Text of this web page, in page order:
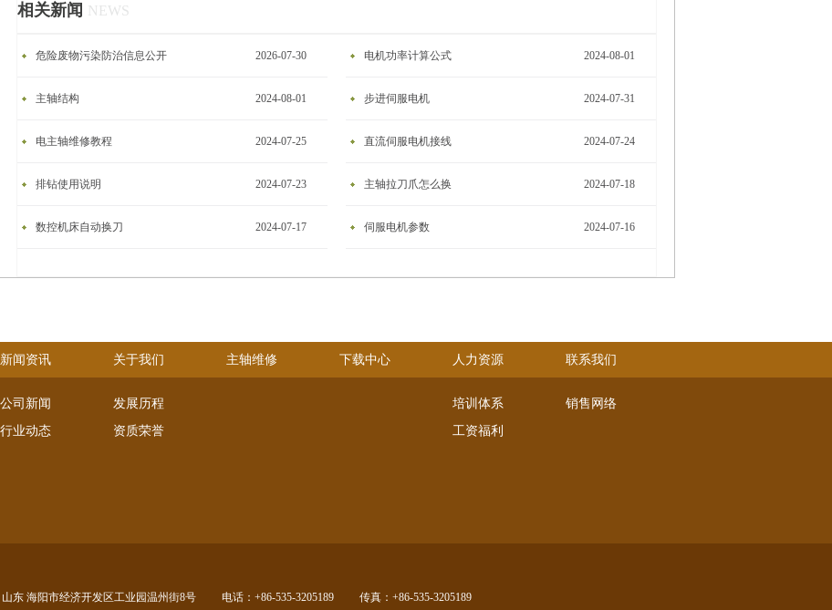
相关新闻 NEWS
危险废物污染防治信息公开 2026-07-30 电机功率计算公式 2024-08-01
主轴结构 2024-08-01 步进伺服电机 2024-07-31
电主轴维修教程 2024-07-25 ​直流伺服电机接线 2024-07-24
排钻使用说明 2024-07-23 主轴拉刀爪怎么换 2024-07-18
数控机床自动换刀 2024-07-17 伺服电机参数 2024-07-16
新闻资讯
公司新闻
行业动态
关于我们
发展历程
资质荣誉
主轴维修 下载中心 人力资源
培训体系
工资福利
联系我们
销售网络
东 海阳市经济开发区工业园温州街8号 电话：+86-535-3205189 传真：+86-535-3205189